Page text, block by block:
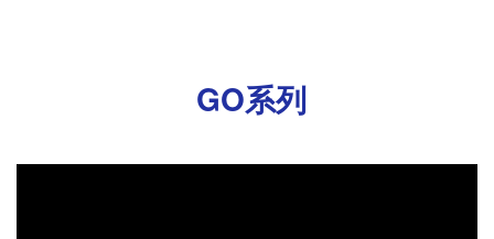
GO系列